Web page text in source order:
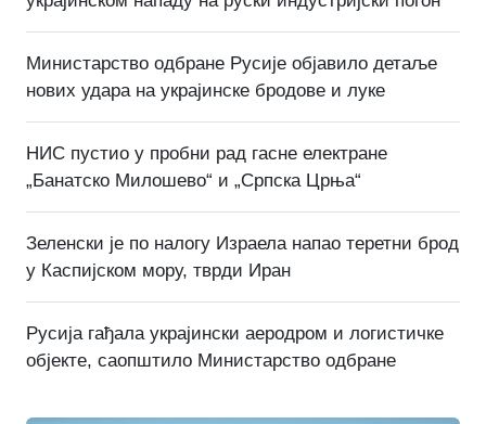
Министарство одбране Русије објавило детаље
нових удара на украјинске бродове и луке
НИС пустио у пробни рад гасне електране
„Банатско Милошево“ и „Српска Црња“
Зеленски је по налогу Израела напао теретни брод
у Каспијском мору, тврди Иран
Русија гађала украјински аеродром и логистичке
објекте, саопштило Министарство одбране